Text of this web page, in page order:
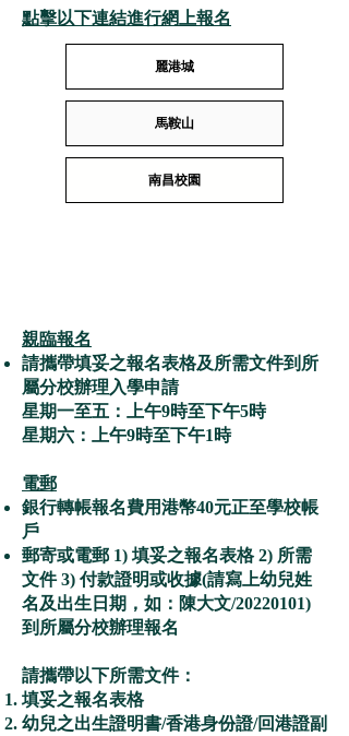
點擊以下連結進行網上報名
麗港城
馬鞍山
南昌校園
親臨報名
請攜帶填妥之報名表格及所需文件到所
屬分校辦理入學申請
星期一至五：上午9時至下午5時
星期六：上午9時至下午1時
電郵
銀行轉帳報名費用港幣40元正至學校帳
戶
郵寄或電郵 1) 填妥之報名表格 2) 所需
文件 3) 付款證明或收據(請寫上幼兒姓
名及出生日期，如：陳大文/20220101)
到所屬分校辦理報名
請攜帶以下所需文件：
填妥之報名表格
幼兒之出生證明書/香港身份證/回港證副